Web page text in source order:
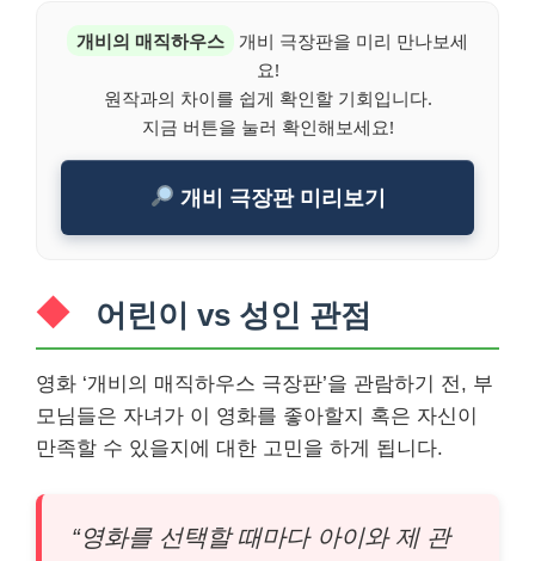
개비의 매직하우스
개비 극장판을 미리 만나보세
요!
원작과의 차이를 쉽게 확인할 기회입니다.
지금 버튼을 눌러 확인해보세요!
개비 극장판 미리보기
어린이 vs 성인 관점
영화 ‘개비의 매직하우스 극장판’을 관람하기 전, 부
모님들은 자녀가 이 영화를 좋아할지 혹은 자신이
만족할 수 있을지에 대한 고민을 하게 됩니다.
“영화를 선택할 때마다 아이와 제 관